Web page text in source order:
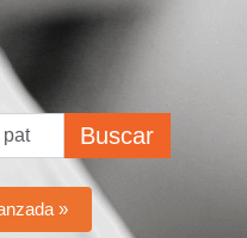
Buscar
»